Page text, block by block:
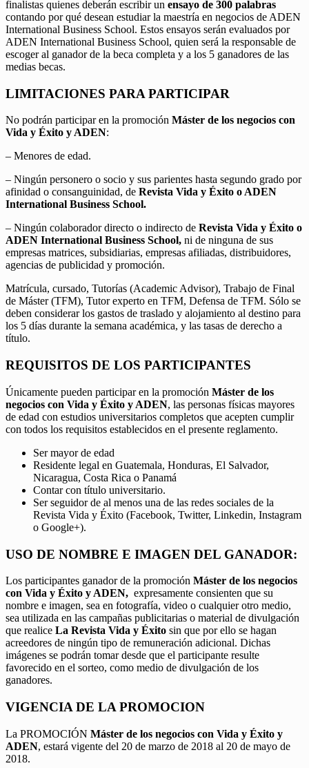
finalistas quienes deberán escribir un ensayo de 300 palabras
contando por qué desean estudiar la maestría en negocios de ADEN
International Business School. Estos ensayos serán evaluados por
ADEN International Business School, quien será la responsable de
escoger al ganador de la beca completa y a los 5 ganadores de las
medias becas.
LIMITACIONES PARA PARTICIPAR
No podrán participar en la promoción Máster de los negocios con
Vida y Éxito y ADEN:
– Menores de edad.
– Ningún personero o socio y sus parientes hasta segundo grado por
afinidad o consanguinidad, de Revista Vida y Éxito o ADEN
International Business School.
– Ningún colaborador directo o indirecto de Revista Vida y Éxito o
ADEN International Business School, ni de ninguna de sus
empresas matrices, subsidiarias, empresas afiliadas, distribuidores,
agencias de publicidad y promoción.
Matrícula, cursado, Tutorías (Academic Advisor), Trabajo de Final
de Máster (TFM), Tutor experto en TFM, Defensa de TFM. Sólo se
deben considerar los gastos de traslado y alojamiento al destino para
los 5 días durante la semana académica, y las tasas de derecho a
título.
REQUISITOS DE LOS PARTICIPANTES
Únicamente pueden participar en la promoción Máster de los
negocios con Vida y Éxito y ADEN, las personas físicas mayores
de edad con estudios universitarios completos que acepten cumplir
con todos los requisitos establecidos en el presente reglamento.
Ser mayor de edad
Residente legal en Guatemala, Honduras, El Salvador,
Nicaragua, Costa Rica o Panamá
Contar con título universitario.
Ser seguidor de al menos una de las redes sociales de la
Revista Vida y Éxito (Facebook, Twitter, Linkedin, Instagram
o Google+).
USO DE NOMBRE E IMAGEN DEL GANADOR:
Los participantes ganador de la promoción Máster de los negocios
con Vida y Éxito y ADEN, expresamente consienten que su
nombre e imagen, sea en fotografía, video o cualquier otro medio,
sea utilizada en las campañas publicitarias o material de divulgación
que realice La Revista Vida y Éxito sin que por ello se hagan
acreedores de ningún tipo de remuneración adicional. Dichas
imágenes se podrán tomar desde que el participante resulte
favorecido en el sorteo, como medio de divulgación de los
ganadores.
VIGENCIA DE LA PROMOCION
La PROMOCIÓN Máster de los negocios con Vida y Éxito y
ADEN, estará vigente del 20 de marzo de 2018 al 20 de mayo de
2018.